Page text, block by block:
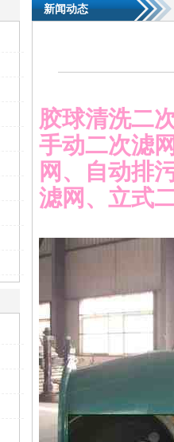
新闻动态
胶球清洗二
手动二次滤
网、自动排
滤网、立式